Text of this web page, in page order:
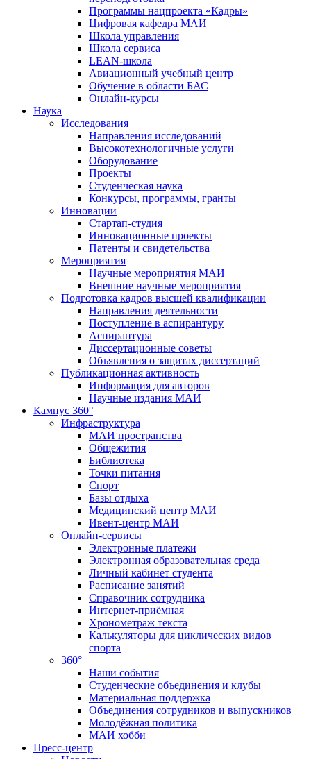
Программы нацпроекта «Кадры»
Цифровая кафедра МАИ
Школа управления
Школа сервиса
LEAN-школа
Авиационный учебный центр
Обучение в области БАС
Онлайн-курсы
Наука
Исследования
Направления исследований
Высокотехнологичные услуги
Оборудование
Проекты
Студенческая наука
Конкурсы, программы, гранты
Инновации
Стартап-студия
Инновационные проекты
Патенты и свидетельства
Мероприятия
Научные мероприятия МАИ
Внешние научные мероприятия
Подготовка кадров высшей квалификации
Направления деятельности
Поступление в аспирантуру
Аспирантура
Диссертационные советы
Объявления о защитах диссертаций
Публикационная активность
Информация для авторов
Научные издания МАИ
Кампус 360°
Инфраструктура
МАИ пространства
Общежития
Библиотека
Точки питания
Спорт
Базы отдыха
Медицинский центр МАИ
Ивент-центр МАИ
Онлайн-сервисы
Электронные платежи
Электронная образовательная среда
Личный кабинет студента
Расписание занятий
Справочник сотрудника
Интернет-приёмная
Хронометраж текста
Калькуляторы для циклических видов
спорта
360°
Наши события
Студенческие объединения и клубы
Материальная поддержка
Объединения сотрудников и выпускников
Молодёжная политика
МАИ хобби
Пресс-центр